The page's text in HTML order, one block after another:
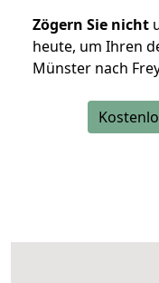
Zögern Sie nicht
heute, um Ihren
Münster nach